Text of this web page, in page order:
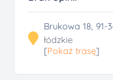
Brukowa 18, 91-
łódzkie
[Pokaż trasę]